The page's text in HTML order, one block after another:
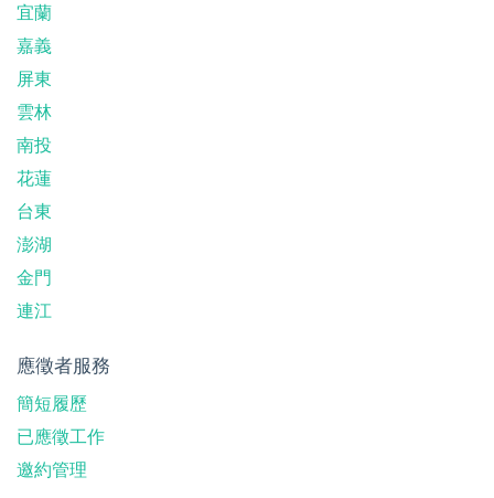
宜蘭
嘉義
屏東
雲林
南投
花蓮
台東
澎湖
金門
連江
應徵者服務
簡短履歷
已應徵工作
邀約管理